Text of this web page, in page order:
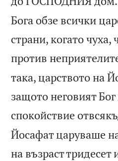
Бога обзе всички
страни, когато
против
така, царството на
защото неговият
спокойствие
Йосафат царуваше
на възраст тридесет